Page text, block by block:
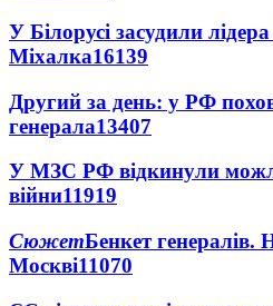
У Білорусі засудили
Міхалка16139
Другий за день: у РФ
генерала13407
У МЗС РФ відкинули
війни11919
СюжетБенкет генералів.
Москві11070